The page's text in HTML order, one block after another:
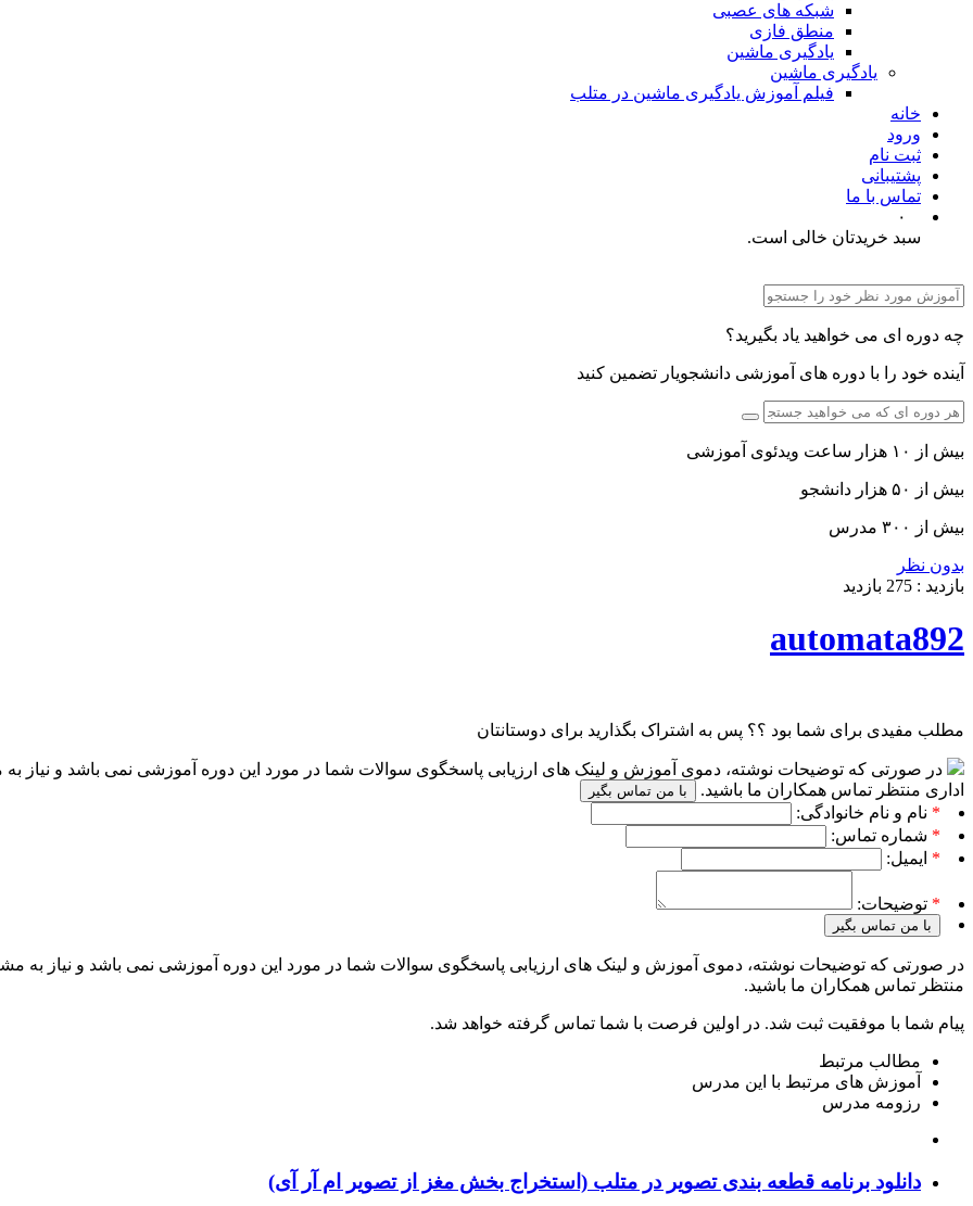
شبکه های عصبی
منطق فازی
یادگیری ماشین
یادگیری ماشین
فیلم آموزش یادگیری ماشین در متلب
خانه
ورود
ثبت نام
پشتیبانی
تماس با ما
۰
سبد خریدتان خالی است.
چه دوره ای می خواهید یاد بگیرید؟
آینده خود را با دوره های آموزشی دانشجویار تضمین کنید
بیش از ۱۰ هزار ساعت ویدئوی آموزشی
بیش از ۵۰ هزار دانشجو
بیش از ۳۰۰ مدرس
بدون نظر
بازدید : 275 بازدید
automata892
مطلب مفیدی برای شما بود ؟؟ پس به اشتراک بگذارید برای دوستانتان
در صورتی که توضیحات نوشته، دموی آموزش و لینک های ارزیابی پاسخگوی سوالات شما در مورد این دوره آموزشی نمی باشد و نیاز
اداری منتظر تماس همکاران ما باشید.
با من تماس بگیر
* نام و نام خانوادگی:
* شماره تماس:
* ایمیل:
* توضیحات:
با من تماس بگیر
در صورتی که توضیحات نوشته، دموی آموزش و لینک های ارزیابی پاسخگوی سوالات شما در مورد این دوره آموزشی نمی باشد و نیاز به
منتظر تماس همکاران ما باشید.
پیام شما با موفقیت ثبت شد. در اولین فرصت با شما تماس گرفته خواهد شد.
مطالب مرتبط
آموزش های مرتبط با این مدرس
رزومه مدرس
دانلود برنامه قطعه بندی تصویر در متلب (استخراج بخش مغز از تصویر ام آر آی)